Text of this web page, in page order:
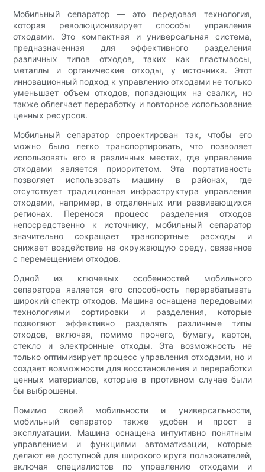
Мобильный сепаратор — это передовая технология,
которая революционизирует способы управления
отходами. Это компактная и универсальная система,
предназначенная для эффективного разделения
различных типов отходов, таких как пластмассы,
металлы и органические отходы, у источника. Этот
инновационный подход к управлению отходами не только
уменьшает объем отходов, попадающих на свалки, но
также облегчает переработку и повторное использование
ценных ресурсов.
Мобильный сепаратор спроектирован так, чтобы его
можно было легко транспортировать, что позволяет
использовать его в различных местах, где управление
отходами является приоритетом. Эта портативность
позволяет использовать машину в районах, где
отсутствует традиционная инфраструктура управления
отходами, например, в отдаленных или развивающихся
регионах. Перенося процесс разделения отходов
непосредственно к источнику, мобильный сепаратор
значительно сокращает транспортные расходы и
снижает воздействие на окружающую среду, связанное
с перемещением отходов.
Одной из ключевых особенностей мобильного
сепаратора является его способность перерабатывать
широкий спектр отходов. Машина оснащена передовыми
технологиями сортировки и разделения, которые
позволяют эффективно разделять различные типы
отходов, включая, помимо прочего, бумагу, картон,
стекло и электронные отходы. Эта возможность не
только оптимизирует процесс управления отходами, но и
создает возможности для восстановления и переработки
ценных материалов, которые в противном случае были
бы выброшены.
Помимо своей мобильности и универсальности,
мобильный сепаратор также удобен и прост в
эксплуатации. Машина оснащена интуитивно понятным
управлением и функциями автоматизации, которые
делают ее доступной для широкого круга пользователей,
включая специалистов по управлению отходами и